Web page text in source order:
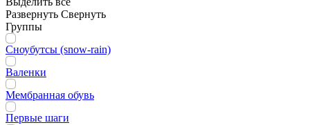
Развернуть Свернуть
Группы
Сноубутсы (snow-rain)
Валенки
Мембранная обувь
Первые шаги